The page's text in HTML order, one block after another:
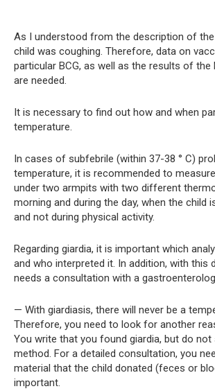
As I understood from the description of
child was coughing. Therefore, data on
particular BCG, as well as the results of the
are needed.
It is necessary to find out how and when
temperature.
In cases of subfebrile (within 37-38 ° C)
temperature, it is recommended to
under two armpits with two different
morning and during the day, when the child
and not during physical activity.
Regarding giardia, it is important which
and who interpreted it. In addition, with this
needs a consultation with a
— With giardiasis, there will never be a
Therefore, you need to look for another
You write that you found giardia, but do
method. For a detailed consultation, you
material that the child donated (feces or
important.